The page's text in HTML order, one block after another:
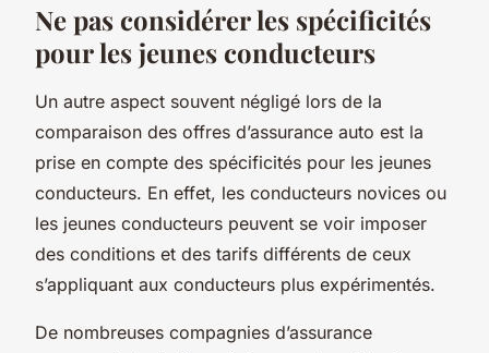
Ne pas considérer les spécificités
pour les jeunes conducteurs
Un autre aspect souvent négligé lors de la
comparaison des offres d’assurance auto est la
prise en compte des spécificités pour les jeunes
conducteurs. En effet, les conducteurs novices ou
les jeunes conducteurs peuvent se voir imposer
des conditions et des tarifs différents de ceux
s’appliquant aux conducteurs plus expérimentés.
De nombreuses compagnies d’assurance